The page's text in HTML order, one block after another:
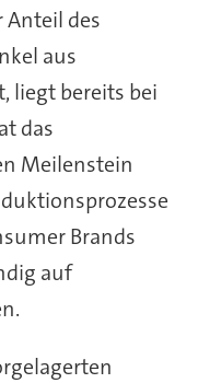
Anteil des
aus
liegt bereits bei
das
Meilenstein
Brands
auf